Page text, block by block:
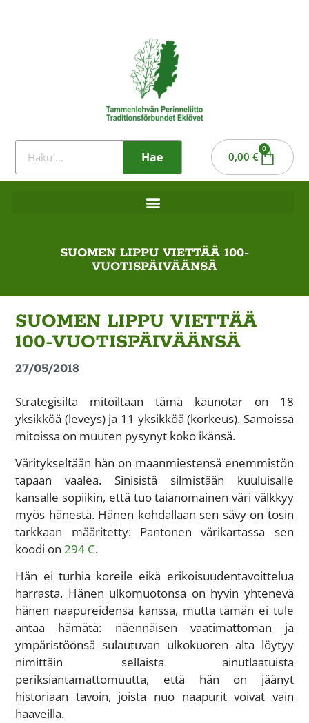
Hae 0,00 €
0
SUOMEN LIPPU VIETTÄÄ 100-
VUOTISPÄIVÄÄNSÄ
SUOMEN LIPPU VIETTÄÄ
100-VUOTISPÄIVÄÄNSÄ
27/05/2018
Strategisilta mitoiltaan tämä kaunotar on 18
yksikköä (leveys) ja 11 yksikköä (korkeus). Samoissa
mitoissa on muuten pysynyt koko ikänsä.
Väritykseltään hän on maanmiestensä enemmistön
tapaan vaalea. Sinisistä silmistään kuuluisalle
kansalle sopiikin, että tuo taianomainen väri välkkyy
myös hänestä. Hänen kohdallaan sen sävy on tosin
tarkkaan määritetty: Pantonen värikartassa sen
koodi on294 C.
Hän ei turhia koreile eikä erikoisuudentavoittelua
harrasta. Hänen ulkomuotonsa on hyvin yhtenevä
hänen naapureidensa kanssa, mutta tämän ei tule
antaa hämätä: näennäisen vaatimattoman ja
ympäristöönsä sulautuvan ulkokuoren alta löytyy
nimittäin sellaista ainutlaatuista
periksiantamattomuutta, että hän on jäänyt
historiaan tavoin, joista nuo naapurit voivat vain
haaveilla.